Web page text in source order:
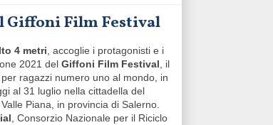
Giffoni Film Festival
4 metri, accoglie i protagonisti e i
2021 del Giffoni Film Festival, il
ragazzi numero uno al mondo, in
al 31 luglio nella cittadella del
Piana, in provincia di Salerno.
, Consorzio Nazionale per il Riciclo